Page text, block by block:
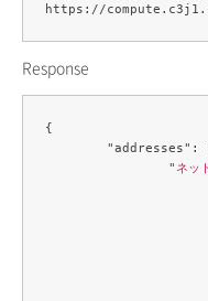
https://
Response
{
		"
ネッ